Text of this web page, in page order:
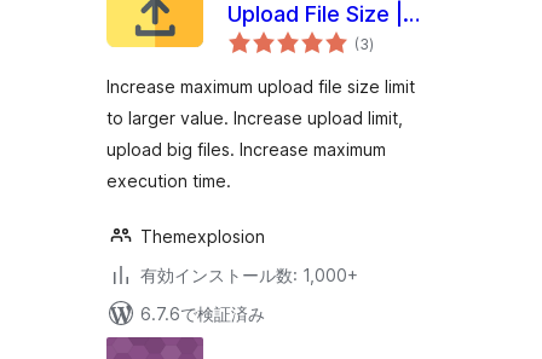
Upload File Size |
Increase Maximum
(3個
の
価
)
Increase maximum upload file size limit
to larger value. Increase upload limit,
upload big files. Increase maximum
execution time.
Themexplosion
有効インストール数: 1,000+
6.7.6で検証済み